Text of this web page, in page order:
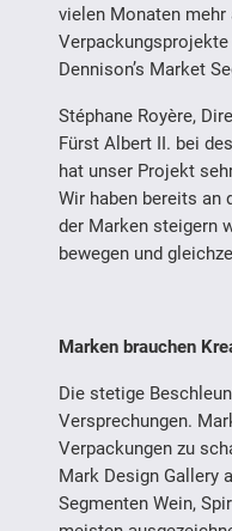
vielen Monaten
Verpackungsprojekte
Dennison’s Market
Stéphane Royère,
Fürst Albert II. bei
hat unser Projekt
Wir haben bereits an
der Marken steigern
bewegen und
Marken brauchen
Die stetige
Versprechungen.
Verpackungen zu
Mark Design Gallery
Segmenten Wein,